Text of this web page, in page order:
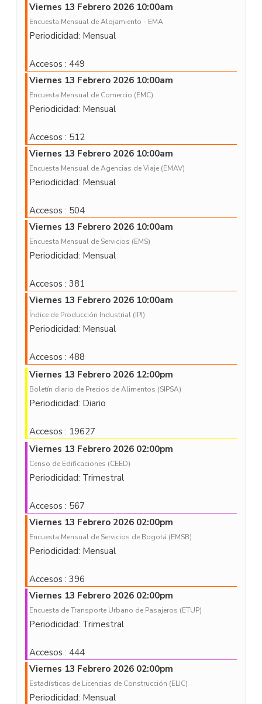
Viernes 13 Febrero 2026 10:00am
Encuesta Mensual de Alojamiento - EMA
Periodicidad: Mensual
Accesos : 449
Viernes 13 Febrero 2026 10:00am
Encuesta Mensual de Comercio (EMC)
Periodicidad: Mensual
Accesos : 512
Viernes 13 Febrero 2026 10:00am
Encuesta Mensual de Agencias de Viaje (EMAV)
Periodicidad: Mensual
Accesos : 504
Viernes 13 Febrero 2026 10:00am
Encuesta Mensual de Servicios (EMS)
Periodicidad: Mensual
Accesos : 381
Viernes 13 Febrero 2026 10:00am
Índice de Producción Industrial (IPI)
Periodicidad: Mensual
Accesos : 488
Viernes 13 Febrero 2026 12:00pm
Boletín diario de Precios de Alimentos (SIPSA)
Periodicidad: Diario
Accesos : 19627
Viernes 13 Febrero 2026 02:00pm
Censo de Edificaciones (CEED)
Periodicidad: Trimestral
Accesos : 567
Viernes 13 Febrero 2026 02:00pm
Encuesta Mensual de Servicios de Bogotá (EMSB)
Periodicidad: Mensual
Accesos : 396
Viernes 13 Febrero 2026 02:00pm
Encuesta de Transporte Urbano de Pasajeros (ETUP)
Periodicidad: Trimestral
Accesos : 444
Viernes 13 Febrero 2026 02:00pm
Estadísticas de Licencias de Construcción (ELIC)
Periodicidad: Mensual